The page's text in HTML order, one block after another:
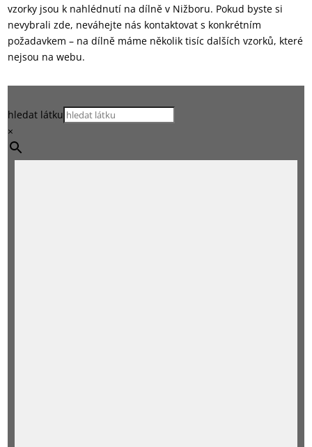
vzorky jsou k nahlédnutí na dílně v Nižboru. Pokud byste si
nevybrali zde, neváhejte nás kontaktovat s konkrétním
požadavkem – na dílně máme několik tisíc dalších vzorků, které
nejsou na webu.
hledat látku
×